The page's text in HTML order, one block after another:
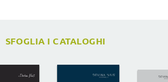
SFOGLIA I CATALOGHI